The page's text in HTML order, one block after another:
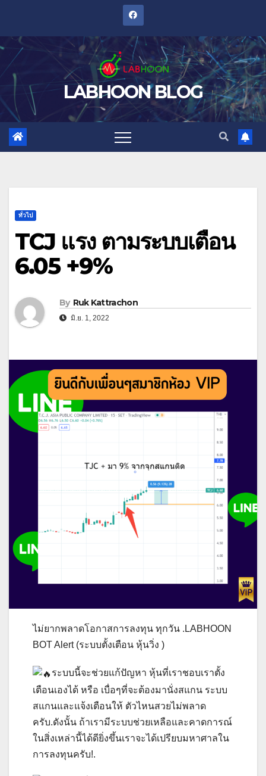
content
LABHOON BLOG
ทั่วไป
TCJ แรง ตามระบบเตือน
6.05 +9%
By Ruk Kattrachon
มิ.ย. 1, 2022
ไม่ยากพลาดโอกาสการลงทุน ทุกวัน .LABHOON
BOT Alert (ระบบตั้งเตือน หุ้นวิ่ง )
ระบบนี้จะช่วยแก้ปัญหา หุ้นที่เราชอบเราตั้ง
เตือนเองได้ หรือ เบื่อๆที่จะต้องมานั่งสแกน ระบบ
สแกนและแจ้งเตือนให้ ตัวไหนสวยไม่พลาด
ครับ.ดังนั้น ถ้าเรามีระบบช่วยเหลือและคาดการณ์
ในสิ่งเหล่านี้ได้ดียิ่งขึ้นเราจะได้เปรียบมหาศาลใน
การลงทุนครับ!.